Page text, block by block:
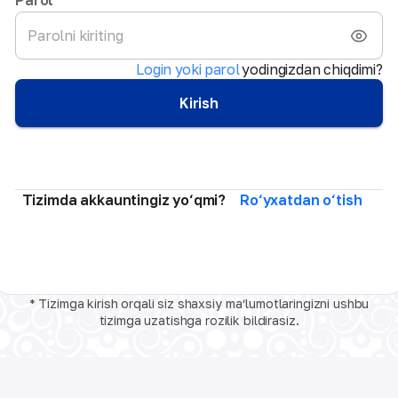
Login yoki parolyodingizdan chiqdimi?
Kirish
Tizimda akkauntingiz yo‘qmi? Ro‘yxatdan o‘tish
* Tizimga kirish orqali siz shaxsiy ma‘lumotlaringizni ushbu
tizimga uzatishga rozilik bildirasiz.